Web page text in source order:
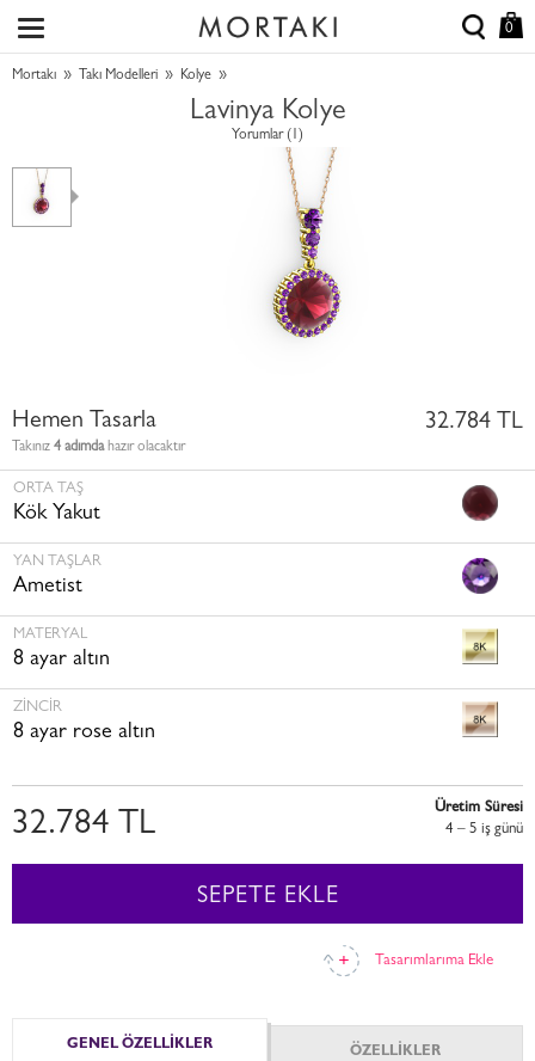
0
Mortakı » Takı Modelleri » Kolye »
Lavinya Kolye
Yorumlar (1)
Hemen Tasarla
Takınız 4 adımdahazır olacaktır
32.784 TL
ORTA TAŞ
Kök Yakut
YAN TAŞLAR
Ametist
MATERYAL
8 ayar altın
ZINCIR
8 ayar rose altın
Tasarımlarıma Ekle
32.784 TL
Üretim Süresi
4 – 5 i̇ş günü
SEPETE EKLE
GENEL ÖZELLİKLER ÖZELLİKLER